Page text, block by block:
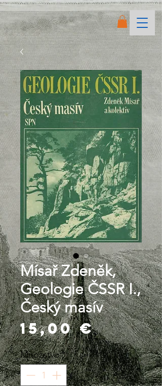
Mísař Zdeněk,
Geologie ČSSR I.,
Český masív
15,00 €Price
Množstvo*